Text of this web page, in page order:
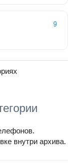
9
внутри архива.